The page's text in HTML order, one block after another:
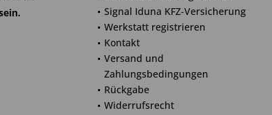
Signal Iduna KFZ-Versicherung
Werkstatt registrieren
Kontakt
Versand und
Zahlungsbedingungen
Rückgabe
Widerrufsrecht